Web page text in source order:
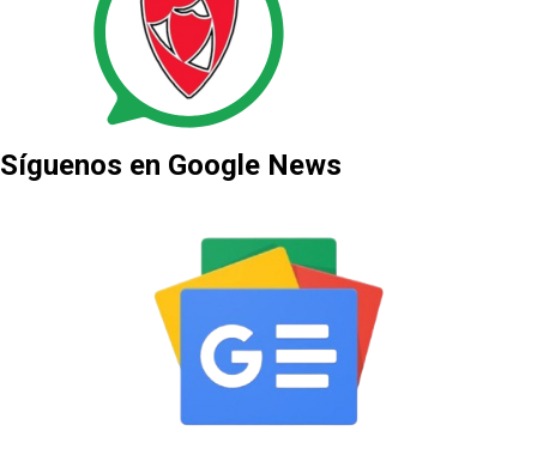
Síguenos en Google News